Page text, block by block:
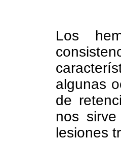
Los
algunas
de
nos
lesiones